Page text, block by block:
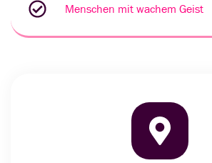
Menschen mit wachem Geist